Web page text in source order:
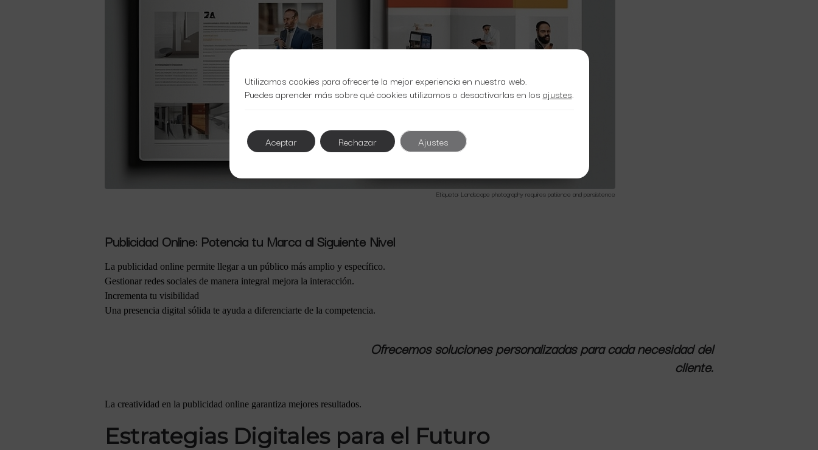
Etiqueta: Landscape photography requires patience and persistence
Publicidad Online: Potencia tu Marca al Siguiente Nivel
La publicidad online permite llegar a un público más amplio y específico.
Gestionar redes sociales de manera integral mejora la interacción.
Incrementa tu visibilidad
Una presencia digital sólida te ayuda a diferenciarte de la competencia.
Ofrecemos soluciones personalizadas para cada necesidad del
cliente.
La creatividad en la publicidad online garantiza mejores resultados.
Estrategias Digitales para el Futuro
Utilizamos cookies para ofrecerte la mejor experiencia en nuestra web.
Puedes aprender más sobre qué cookies utilizamos o desactivarlas en los ajustes.
Aceptar Rechazar Ajustes